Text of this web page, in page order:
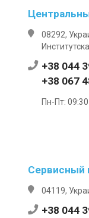
08292,
+38 044
+38 067
Пн-Пт:
Сервисный
04119,
+38 044